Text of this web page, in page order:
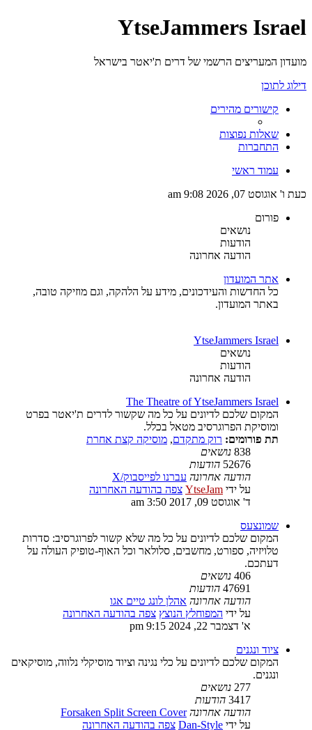
YtseJammers Israel
מועדון המעריצים הרשמי של דרים ת'יאטר בישראל
דילוג לתוכן
קישורים מהירים
שאלות נפוצות
התחברות
עמוד ראשי
כעת ו' אוגוסט 07, 2026 9:08 am
פורום
נושאים
הודעות
הודעה אחרונה
אתר המועדון
כל החדשות והעידכונים, מידע על הלהקה, וגם מוזיקה טובה,
באתר המועדון.
YtseJammers Israel
נושאים
הודעות
הודעה אחרונה
The Theatre of YtseJammers Israel
המקום שלכם לדיונים על כל מה שקשור לדרים ת'יאטר בפרט
ומוסיקת הפרוגרסיב מטאל בכלל.
תת פורומים: רוק מתקדם, מוסיקה קצת אחרת
838 נושאים
52676 הודעות
הודעה אחרונה עברנו לפייסבוק/X
על ידי YtseJam צפה בהודעה האחרונה
ד' אוגוסט 09, 2017 3:50 am
שמונצעס
המקום שלכם לדיונים על כל מה שלא קשור לפרוגרסיב: סדרות
טלויזיה, ספורט, מחשבים, סלולאר וכל האוף-טופיק העולה על
דעתכם.
406 נושאים
47691 הודעות
הודעה אחרונה אהלן לונג טיים אגו
על ידי המפוחלץ הנוצץ צפה בהודעה האחרונה
א' דצמבר 22, 2024 9:15 pm
ציוד ונגנים
המקום שלכם לדיונים על כלי נגינה וציוד מוסיקלי נלווה, מוסיקאים
ונגנים.
277 נושאים
3417 הודעות
הודעה אחרונה Forsaken Split Screen Cover
על ידי Dan-Style צפה בהודעה האחרונה